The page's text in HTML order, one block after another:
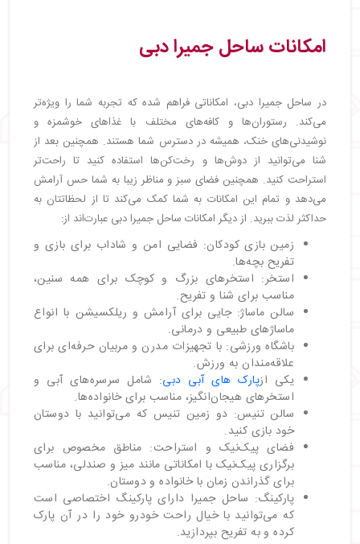
امکانات ساحل جمیرا دبی
در ساحل جمیرا دبی، امکاناتی فراهم شده که تجربه شما را ویژه‌تر
می‌کند. رستوران‌ها و کافه‌های مختلف با غذاهای خوشمزه و
نوشیدنی‌های خنک، همیشه در دسترس شما هستند. همچنین بعد از
شنا می‌توانید از دوش‌ها و رخت‌کن‌ها استفاده کنید تا راحت‌تر
استراحت کنید. همچنین فضای سبز و مناظر زیبا به شما حس آرامش
می‌دهد و تمام این امکانات به شما کمک می‌کند تا از لحظاتتان به
حداکثر لذت ببرید. از دیگر امکانات ساحل جمیرا دبی عبارت‌اند از:
زمین بازی کودکان: فضایی امن و شاداب برای بازی و
تفریح بچه‌ها.
استخر: استخرهای بزرگ و کوچک برای همه سنین،
مناسب برای شنا و تفریح.
سالن ماساژ: جایی برای آرامش و ریلکسیشن با انواع
ماساژهای طبیعی و درمانی.
باشگاه ورزشی: با تجهیزات مدرن و مربیان حرفه‌ای برای
علاقه‌مندان به ورزش.
یکی ازپارک های آبی دبی: شامل سرسره‌های آبی و
استخرهای هیجان‌انگیز، مناسب برای خانواده‌ها.
سالن تنیس: دو زمین تنیس که می‌توانید با دوستان
خود بازی کنید.
فضای پیک‌نیک و استراحت: مناطق مخصوص برای
برگزاری پیک‌نیک با امکاناتی مانند میز و صندلی، مناسب
برای گذراندن زمان با خانواده و دوستان.
پارکینگ: ساحل جمیرا دارای پارکینگ اختصاصی است
که می‌توانید با خیال راحت خودرو خود را در آن پارک
کرده و به تفریح بپردازید.